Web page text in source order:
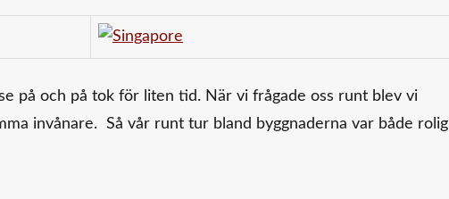
på och på tok för liten tid. När vi frågade oss runt blev vi
invånare. Så vår runt tur bland byggnaderna var både rolig